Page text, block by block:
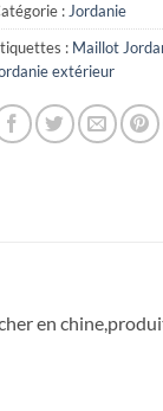
: Jordanie
: Maillot
extérieur
en